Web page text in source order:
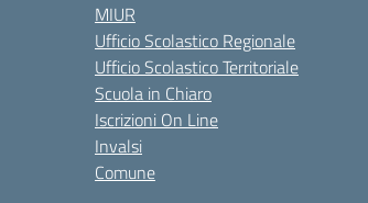
MIUR
Ufficio Scolastico Regionale
Ufficio Scolastico Territoriale
Scuola in Chiaro
Iscrizioni On Line
Invalsi
Comune